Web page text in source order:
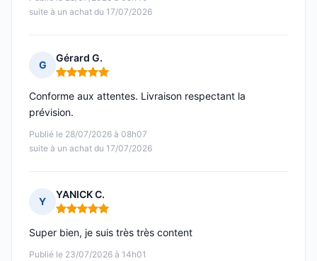
suite à un achat du 17/07/2026
G
Gérard G.
Note : 5 sur 5
Publié le 28/07/2026 à 08h07
suite à un achat du 17/07/2026
Conforme aux attentes. Livraison respectant la
prévision.
Y
YANICK C.
Note : 5 sur 5
Publié le 23/07/2026 à 14h01
Super bien, je suis très très content